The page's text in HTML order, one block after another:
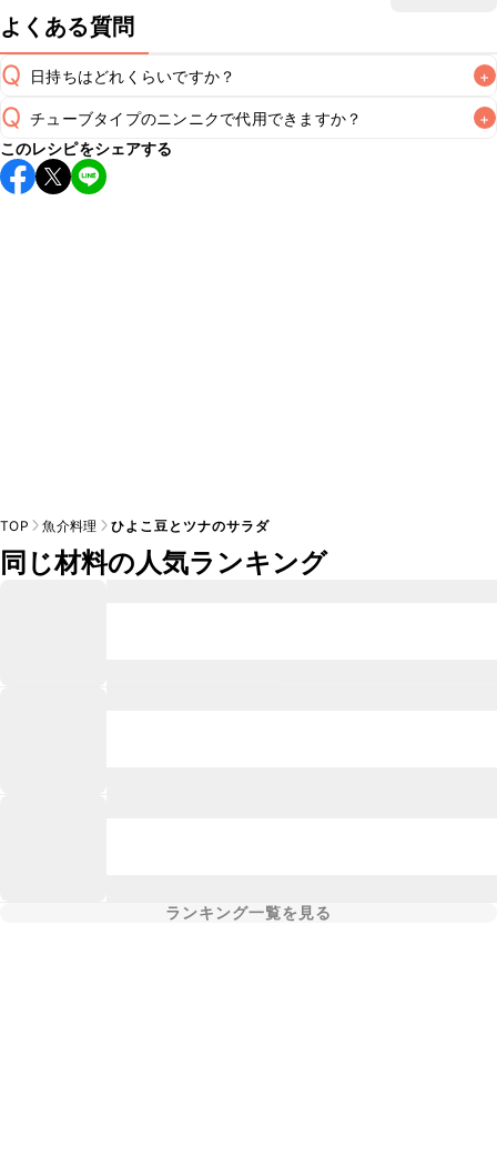
よくある質問
Q 日持ちはどれくらいですか？ +
A
保存期間は冷蔵で当日中が目安です。なるべくお早めにお召
し上がりください。
※日持ちは目安です。
Q チューブタイプのニンニクで代用できますか？ +
A
チューブタイプのニンニクを使用してもお作りいただけま
す。レシピと同量を目安に加え、お好みの風味になるようご
このレシピをシェアする
TOP 魚介料理 ひよこ豆とツナのサラダ
同じ材料の人気ランキング
ランキング一覧を見る